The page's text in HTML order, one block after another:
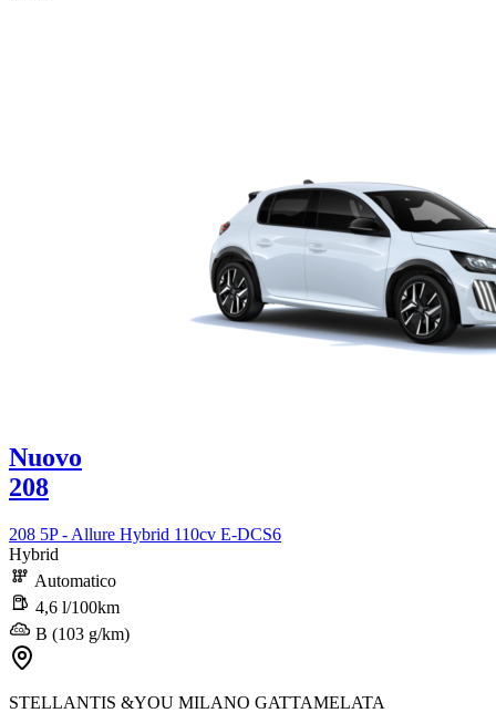
Nuovo
208
208 5P - Allure Hybrid 110cv E-DCS6
Hybrid
Automatico
4,6 l/100km
B (103 g/km)
STELLANTIS &YOU MILANO GATTAMELATA